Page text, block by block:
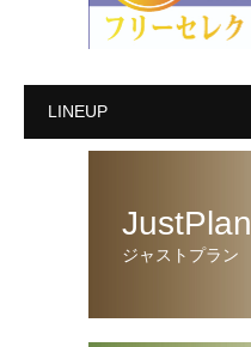
LINEUP
JustPlan
ジャストプラン